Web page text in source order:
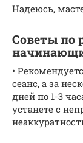
Надеюсь,
Советы по
•
сеанс, а за
дней по 1-3
устанете с